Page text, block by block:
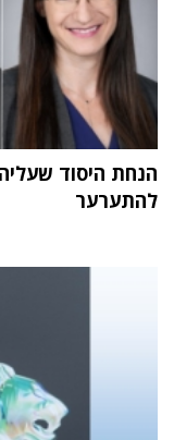
הנחת היסוד
להתערער